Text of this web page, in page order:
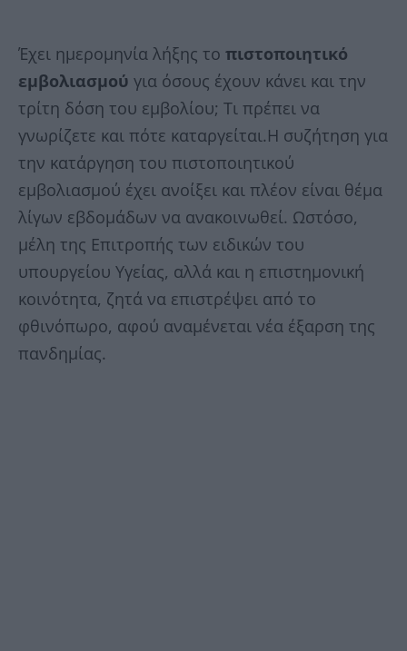
Έχει ημερομηνία λήξης το πιστοποιητικό
εμβολιασμού για όσους έχουν κάνει και την
τρίτη δόση του εμβολίου; Τι πρέπει να
γνωρίζετε και πότε καταργείται.Η συζήτηση για
την κατάργηση του πιστοποιητικού
εμβολιασμού έχει ανοίξει και πλέον είναι θέμα
λίγων εβδομάδων να ανακοινωθεί. Ωστόσο,
μέλη της Επιτροπής των ειδικών του
υπουργείου Υγείας, αλλά και η επιστημονική
κοινότητα, ζητά να επιστρέψει από το
φθινόπωρο, αφού αναμένεται νέα έξαρση της
πανδημίας.